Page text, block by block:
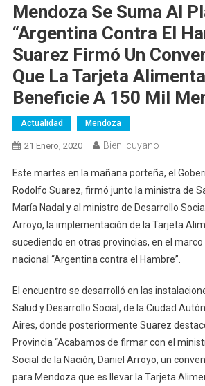
Mendoza Se Suma Al
“Argentina Contra El
Suarez Firmó Un
Que La Tarjeta
Beneficie A 150 Mil
Actualidad Mendoza
21 Enero, 2020 Bien_cuyano
Este martes en la mañana porteña, el
Rodolfo Suarez, firmó junto la ministra de
María Nadal y al ministro de Desarrollo
Arroyo, la implementación de la Tarjeta
sucediendo en otras provincias, en el marco
nacional “Argentina contra el Hambre”.
El encuentro se desarrolló en las
Salud y Desarrollo Social, de la Ciudad
Aires, donde posteriormente Suarez
Provincia “Acabamos de firmar con el
Social de la Nación, Daniel Arroyo, un
para Mendoza que es llevar la Tarjeta